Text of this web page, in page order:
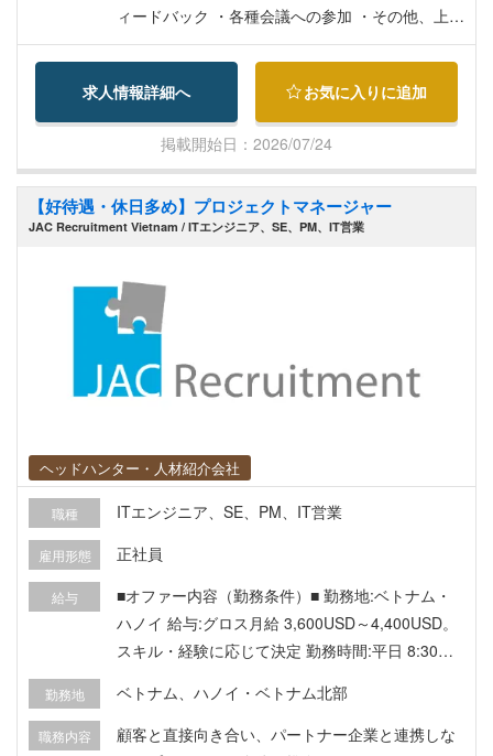
祭時のケアプログラム：有
ィードバック ・各種会議への参加 ・その他、上司
の依頼事項対応
求人情報詳細へ お気に入りに追加
掲載開始日：2026/07/24
【好待遇・休日多め】プロジェクトマネージャー
JAC Recruitment Vietnam / ITエンジニア、SE、PM、IT営業
ヘッドハンター・人材紹介会社
職種 ITエンジニア、SE、PM、IT営業
雇用形態 正社員
給与
■オファー内容（勤務条件）■ 勤務地:ベトナム・
ハノイ 給与:グロス月給 3,600USD～4,400USD。
スキル・経験に応じて決定 勤務時間:平日 8:30～1
祝祭日数と同等 昇給・昇格:年1回実施 キャリアパ
ス:複数プロジェクトの統括、開発部門全体のマネ
勤務地 ベトナム、ハノイ・ベトナム北部
職務内容
顧客と直接向き合い、パートナー企業と連携しな